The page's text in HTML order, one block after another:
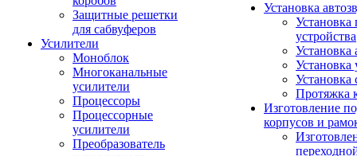
Защитные решетки
для сабвуферов
Усилители
Моноблок
Многоканальные
усилители
Процессоры
Процессорные
усилители
Преобразователь
Установка
Установка
устройства
Установка
Установка
Установка
Протяжка
Изготовление
корпусов и